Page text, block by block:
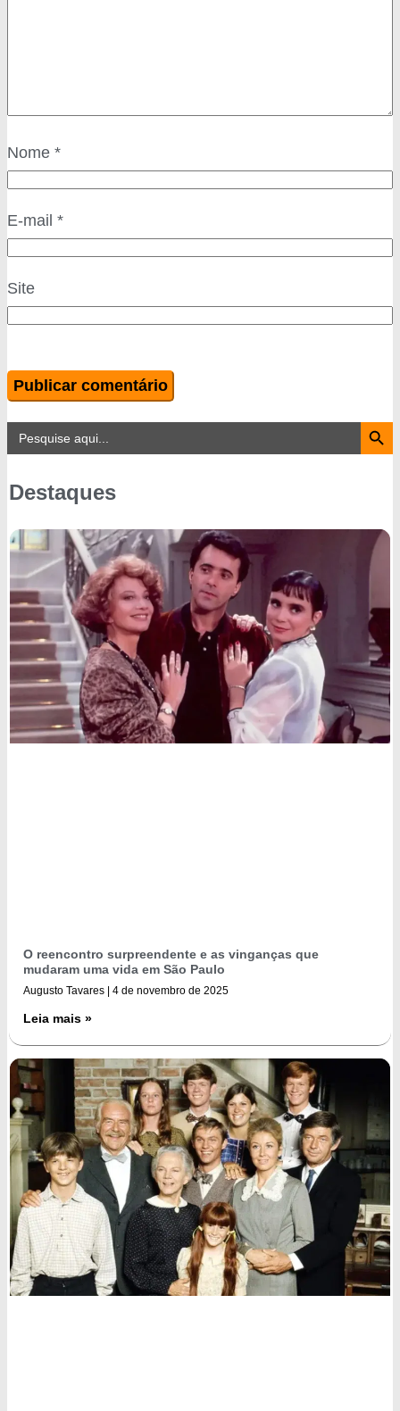
Nome *
E-mail *
Site
Search
for:
Search Button
Destaques
O reencontro surpreendente e as vinganças que
mudaram uma vida em São Paulo
Augusto Tavares 4 de novembro de 2025
Leia mais »